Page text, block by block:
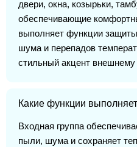
двери, окна, козырьки,
обеспечивающие
выполняет функции
шума и перепадов
стильный акцент внешнему
Какие функции
Входная группа
пыли, шума и сохраняет